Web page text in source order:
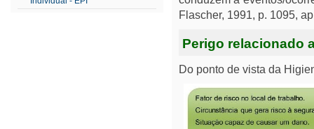
Flascher, 1991, p. 1095,
Perigo relacionado
Do ponto de vista da